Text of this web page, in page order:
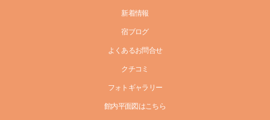
新着情報
宿ブログ
よくあるお問合せ
クチコミ
フォトギャラリー
館内平面図はこちら